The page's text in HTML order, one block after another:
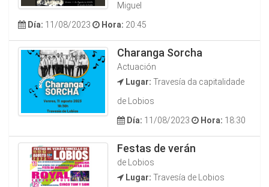
Miguel
Día: 11/08/2023 Hora: 20:45
Charanga Sorcha
Actuación
Lugar: Travesía da capitalidade
de Lobios
Día: 11/08/2023 Hora: 18:30
Festas de verán
de Lobios
Lugar: Travesía de Lobios